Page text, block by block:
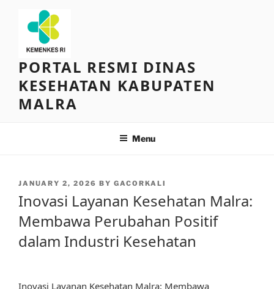
content
PORTAL RESMI DINAS
KESEHATAN KABUPATEN
MALRA
Menu
POSTED
JANUARY 2, 2026 BY GACORKALI
Inovasi Layanan Kesehatan Malra:
Membawa Perubahan Positif
dalam Industri Kesehatan
Inovasi Layanan Kesehatan Malra: Membawa